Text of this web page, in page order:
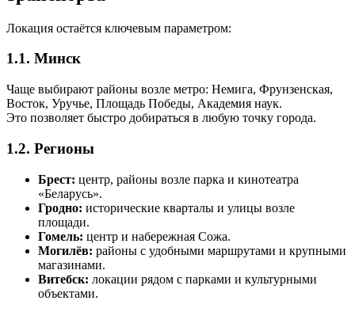
Локация остаётся ключевым параметром:
1.1. Минск
Чаще выбирают районы возле метро: Немига, Фрунзенская,
Восток, Уручье, Площадь Победы, Академия наук.
Это позволяет быстро добираться в любую точку города.
1.2. Регионы
Брест: центр, районы возле парка и кинотеатра
«Беларусь».
Гродно: исторические кварталы и улицы возле
площади.
Гомель: центр и набережная Сожа.
Могилёв: районы с удобными маршрутами и крупными
магазинами.
Витебск: локации рядом с парками и культурными
объектами.